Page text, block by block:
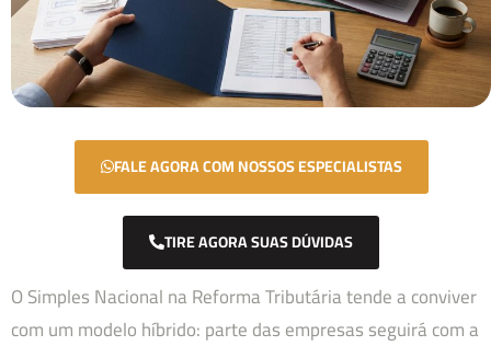
FALE AGORA COM NOSSOS ESPECIALISTAS
TIRE AGORA SUAS DÚVIDAS
O Simples Nacional na Reforma Tributária tende a conviver
com um modelo híbrido: parte das empresas seguirá com a